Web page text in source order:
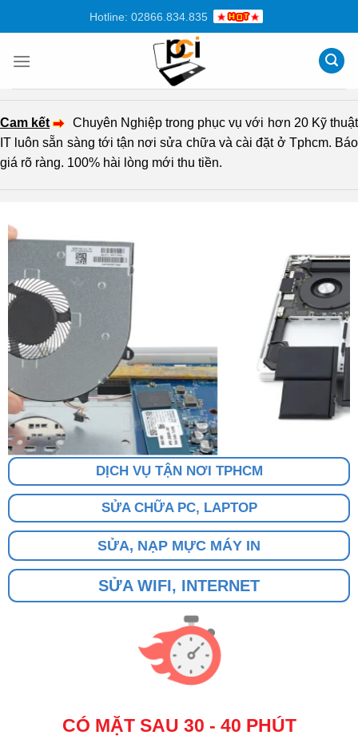
dung
Hotline: 02866.834.835
Cam kết
Chuyên Nghiệp trong phục vụ với hơn 20 Kỹ thuật
IT luôn sẵn sàng tới tận nơi sửa chữa và cài đặt ở Tphcm. Báo
giá rõ ràng. 100% hài lòng mới thu tiền.
DỊCH VỤ TẬN NƠI TPHCM
SỬA CHỮA PC, LAPTOP
SỬA, NẠP MỰC MÁY IN
SỬA WIFI, INTERNET
CÓ MẶT SAU 30 - 40 PHÚT